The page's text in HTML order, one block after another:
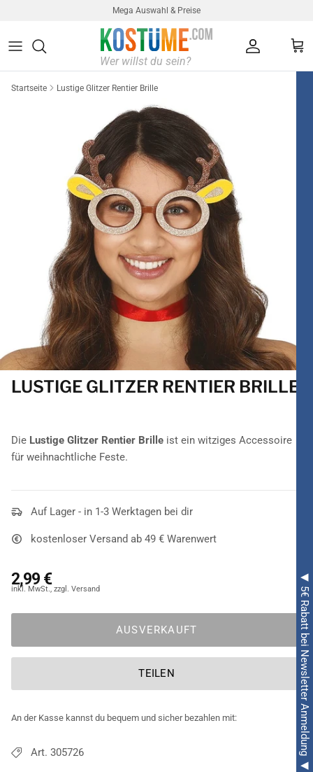
Mega Auswahl & Preise
◀ 5€ Rabatt bei Newsletter Anmeldung ◀
Startseite Lustige Glitzer Rentier Brille
LUSTIGE GLITZER RENTIER BRILLE
Die Lustige Glitzer Rentier Brille ist ein witziges Accessoire
für weihnachtliche Feste.
Auf Lager - in 1-3 Werktagen bei dir
kostenloser Versand ab 49 € Warenwert
2,99 €
AUSVERKAUFT
TEILEN
An der Kasse kannst du bequem und sicher bezahlen mit:
Art. 305726